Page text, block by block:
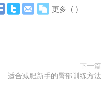
更多 ( )
下一篇
适合减肥新手的臀部训练方法